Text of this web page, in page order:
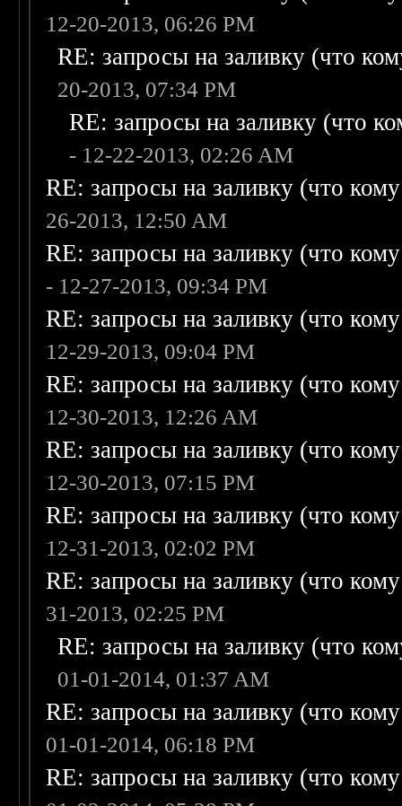
12-20-2013, 06:26 PM
RE: запросы на заливку (что
20-2013, 07:34 PM
RE: запросы на заливку (что
- 12-22-2013, 02:26 AM
RE: запросы на заливку (что
26-2013, 12:50 AM
RE: запросы на заливку (что
- 12-27-2013, 09:34 PM
RE: запросы на заливку (что
12-29-2013, 09:04 PM
RE: запросы на заливку (что
12-30-2013, 12:26 AM
RE: запросы на заливку (что
12-30-2013, 07:15 PM
RE: запросы на заливку (что
12-31-2013, 02:02 PM
RE: запросы на заливку (что
31-2013, 02:25 PM
RE: запросы на заливку (что
01-01-2014, 01:37 AM
RE: запросы на заливку (что
01-01-2014, 06:18 PM
RE: запросы на заливку (что